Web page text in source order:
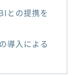
との提携を
導入による